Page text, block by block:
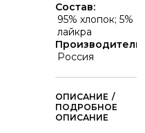
Состав:
95% хлопок; 5%
лайкра
Производитель:
Россия
/